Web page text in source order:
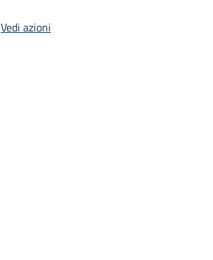
Vedi azioni